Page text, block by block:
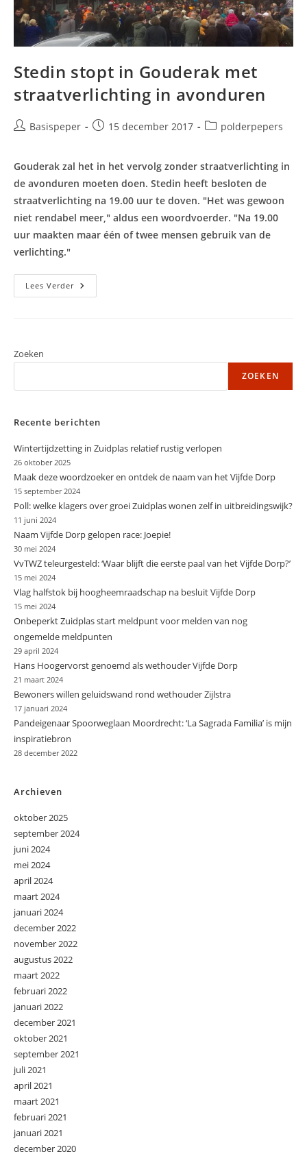
Stedin stopt in Gouderak met
straatverlichting in avonduren
BerichtBasispeper
Bericht15 december 2017 Berichtcategorie:
polderpepers
Gouderak zal het in het vervolg zonder straatverlichting in
de avonduren moeten doen. Stedin heeft besloten de
straatverlichting na 19.00 uur te doven. "Het was gewoon
niet rendabel meer," aldus een woordvoerder. "Na 19.00
uur maakten maar één of twee mensen gebruik van de
verlichting."
Lees VerderStedin
Stopt
Zoeken
ZOEKEN
Recente berichten
Wintertijdzetting in Zuidplas relatief rustig verlopen
26 oktober 2025
Maak deze woordzoeker en ontdek de naam van het Vijfde Dorp
15 september 2024
Poll: welke klagers over groei Zuidplas wonen zelf in uitbreidingswijk?
11 juni 2024
Naam Vijfde Dorp gelopen race: Joepie!
30 mei 2024
VvTWZ teleurgesteld: ‘Waar blijft die eerste paal van het Vijfde Dorp?’
15 mei 2024
Vlag halfstok bij hoogheemraadschap na besluit Vijfde Dorp
15 mei 2024
Onbeperkt Zuidplas start meldpunt voor melden van nog
ongemelde meldpunten
29 april 2024
Hans Hoogervorst genoemd als wethouder Vijfde Dorp
21 maart 2024
Bewoners willen geluidswand rond wethouder Zijlstra
17 januari 2024
Pandeigenaar Spoorweglaan Moordrecht: ‘La Sagrada Familia’ is mijn
inspiratiebron
28 december 2022
Archieven
oktober 2025
september 2024
juni 2024
mei 2024
april 2024
maart 2024
januari 2024
december 2022
november 2022
augustus 2022
maart 2022
februari 2022
januari 2022
december 2021
oktober 2021
september 2021
juli 2021
april 2021
maart 2021
februari 2021
januari 2021
december 2020